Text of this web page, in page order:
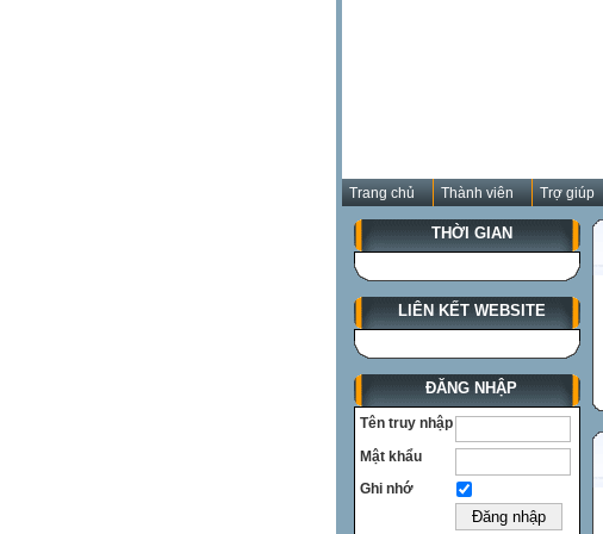
Trang chủ Thành viên Trợ giúp
THỜI GIAN
LIÊN KẾT WEBSITE
ĐĂNG NHẬP
Tên truy nhập
Mật khẩu
Ghi nhớ